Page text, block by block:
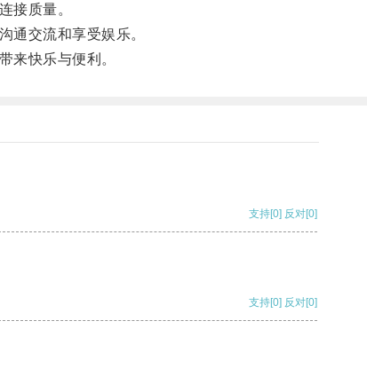
接质量。
交流和享受娱乐。
快乐与便利。
支持[0] 反对[0]
支持[0] 反对[0]